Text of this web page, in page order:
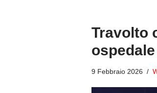
Travolto
9 Febbraio 2026